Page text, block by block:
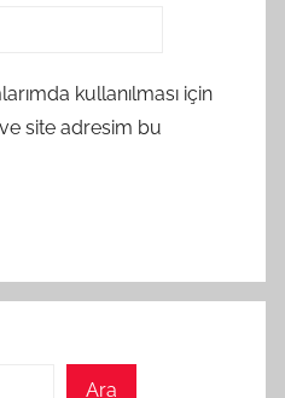
kullanılması için
site adresim bu
Ara